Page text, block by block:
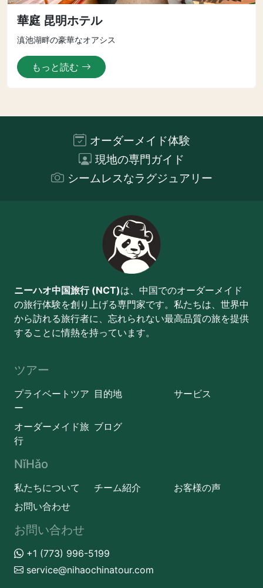
華庭 昆明ホテル
滇池湖畔の豪華なオアシス
もっと読む
オーダーメイド体験
現地の専門ガイド
シームレスなラグジュアリー
ニーハオ中国旅行 (NCT)は、中国でのオーダーメイド
の旅行体験を創り上げる専門家です。私たちは、世界中
から訪れる旅行者に、忘れられない最高品質の旅を提供
することに情熱を持っています。
ツアー
プライベートツア
ー
目的地 サービス
オーダーメイド旅
行
ブログ
NǐHǎo
私たちについて チーム紹介
お客様の声
お問い合わせ
お問い合わせ
+1 (773) 996-5199
service@nihaochinatour.com